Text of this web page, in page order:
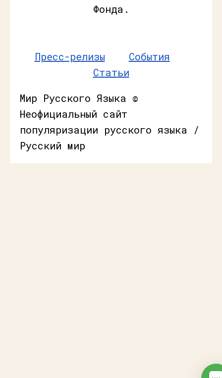
Фонда.
Пресс-релизы
События
Статьи
Мир Русского Языка ©
Неофициальный сайт
популяризации русского языка /
Русский мир